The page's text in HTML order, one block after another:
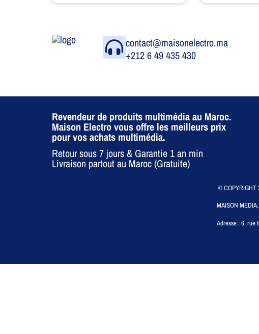
contact@maisonelectro.ma
+212 6 49 435 430
Revendeur de produits multimédia au Maroc.
Maison Electro vous offre les meilleurs prix
pour vos achats multimédia.
Retour sous 7 jours & Garantie 1 an min
Livraison partout au Maroc (Gratuite)
© COPYRIGHT
MAISON
Adresse :6, rue